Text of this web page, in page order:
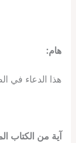
هام:
هذا الدعاء في
آية من الكتاب